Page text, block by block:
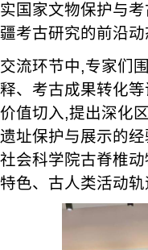
实国家文物保护与
疆考古研究的前沿
交流环节中,专家们
释、考古成果转化
价值切入,提出深化
遗址保护与展示的
社会科学院古脊椎
特色、古人类活动轨